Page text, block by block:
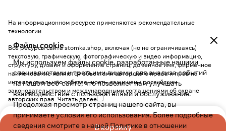
В корзину
Файлы cookie
Мы используем файлы cookie, разработанные нашими
специалистами и третьими лицами, для анализа событий
на нашем веб-сайте, что позволяет нам улучшать
взаимодействие с пользователями и обслуживание.
Продолжая просмотр страниц нашего сайта, вы
принимаете условия его использования. Более подробные
сведения смотрите в нашейПолитике в отношении
На информационном ресурсе применяются рекомендательные
технологии.
Все ресурсы сайта stomka.shop, включая (но не ограничиваясь)
текстовую, графическую, фотографическую и видео информацию,
структуру, дизайн и оформление страниц, доменное имя, фирменное
наименование являются объектами авторского права и прав на
интеллектуальную собственность, защищены российским
законодательством и международными соглашениями об охране
авторских прав. Читать далее